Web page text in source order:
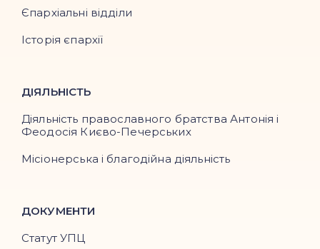
Єпархіальні відділи
Історія єпархії
ДІЯЛЬНІСТЬ
Діяльність православного братства Антонія і
Феодосія Києво-Печерських
Місіонерська і благодійна діяльність
ДОКУМЕНТИ
Статут УПЦ